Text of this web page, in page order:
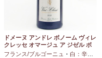
ドメーヌ アンドレ ボノーム ヴィレ
クレッセ オマージュ ア ジゼル ボ
ノーム 2023 750ml
フランス/ブルゴーニュ ・ 白：辛口